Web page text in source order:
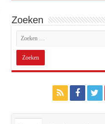
Zoeken